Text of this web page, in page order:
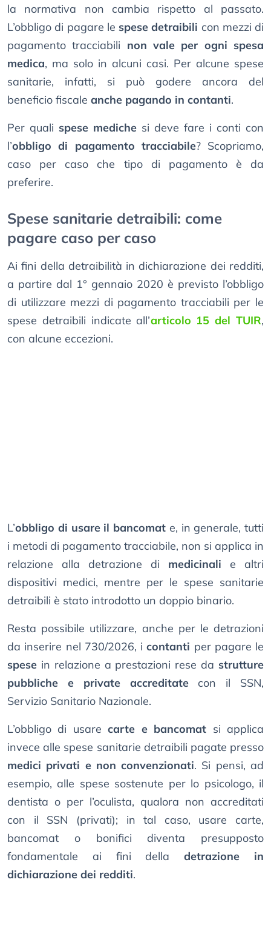
la normativa non cambia rispetto al passato.
L’obbligo di pagare le spese detraibili con mezzi di
pagamento tracciabili non vale per ogni spesa
medica, ma solo in alcuni casi. Per alcune spese
sanitarie, infatti, si può godere ancora del
beneficio fiscale anche pagando in contanti.
Per quali spese mediche si deve fare i conti con
l’obbligo di pagamento tracciabile? Scopriamo,
caso per caso che tipo di pagamento è da
preferire.
Spese sanitarie detraibili: come
pagare caso per caso
Ai fini della detraibilità in dichiarazione dei redditi,
a partire dal 1° gennaio 2020 è previsto l’obbligo
di utilizzare mezzi di pagamento tracciabili per le
spese detraibili indicate all’articolo 15 del TUIR,
con alcune eccezioni.
L’obbligo di usare il bancomat e, in generale, tutti
i metodi di pagamento tracciabile, non si applica in
relazione alla detrazione di medicinali e altri
dispositivi medici, mentre per le spese sanitarie
detraibili è stato introdotto un doppio binario.
Resta possibile utilizzare, anche per le detrazioni
da inserire nel 730/2026, icontanti per pagare le
spese in relazione a prestazioni rese da strutture
pubbliche e private accreditatecon il SSN,
Servizio Sanitario Nazionale.
L’obbligo di usarecarte e bancomat si applica
invece alle spese sanitarie detraibili pagate presso
medici privati e non convenzionati. Si pensi, ad
esempio, alle spese sostenute per lo psicologo, il
dentista o per l’oculista, qualora non accreditati
con il SSN (privati); in tal caso, usare carte,
bancomat o bonifici diventa presupposto
fondamentale ai fini delladetrazione in
dichiarazione dei redditi.